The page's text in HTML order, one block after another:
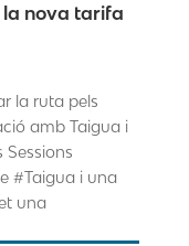
nova tarifa
la ruta pels
amb Taigua i
Sessions
#Taigua i una
una